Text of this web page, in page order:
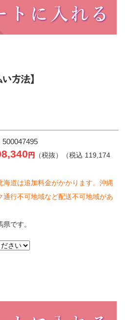
円
（税抜）（税込 119,174
海道は追加料金がかかります。沖縄
通行不可地域など配送不可地域があ
です。